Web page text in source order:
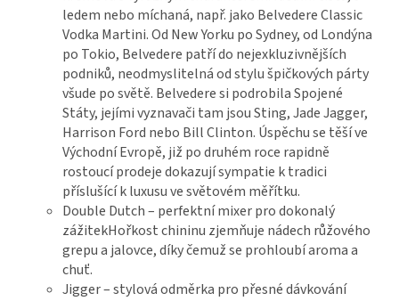
ledem nebo míchaná, např. jako Belvedere Classic
Vodka Martini. Od New Yorku po Sydney, od Londýna
po Tokio, Belvedere patří do nejexkluzivnějších
podniků, neodmyslitelná od stylu špičkových párty
všude po světě. Belvedere si podrobila Spojené
Státy, jejími vyznavači tam jsou Sting, Jade Jagger,
Harrison Ford nebo Bill Clinton. Úspěchu se těší ve
Východní Evropě, již po druhém roce rapidně
rostoucí prodeje dokazují sympatie k tradici
příslušící k luxusu ve světovém měřítku.
Double Dutch – perfektní mixer pro dokonalý
zážitekHořkost chininu zjemňuje nádech růžového
grepu a jalovce, díky čemuž se prohloubí aroma a
chuť.
Jigger – stylová odměrka pro přesné dávkování